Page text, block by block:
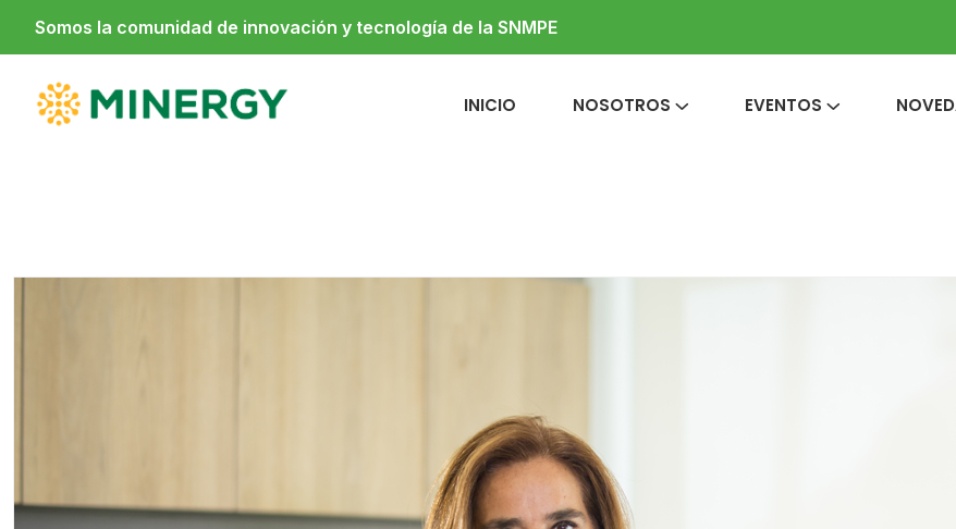
Somos la comunidad de innovación y tecnología de la SNMPE
INICIO NOSOTROS EVENTOS